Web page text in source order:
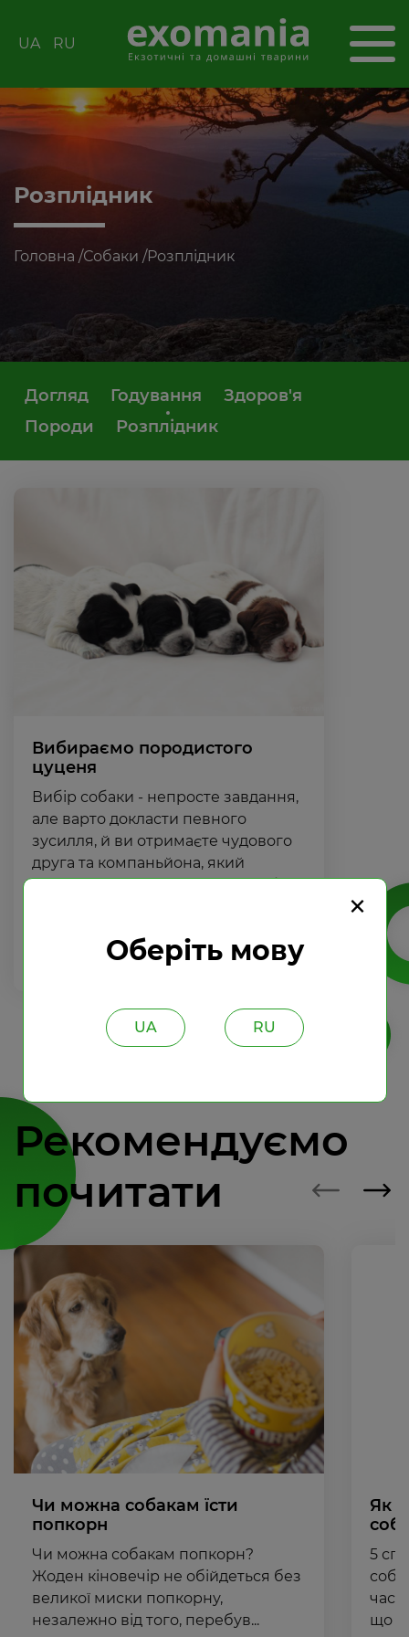
Оберіть мову
×
UA RU
UA RU
Розплідник
Головна /Собаки /Розплідник
Догляд Годування
Здоров'я
Породи
Розплідник
Вибираємо породистого
цуценя
Вибір собаки - непросте завдання,
але варто докласти певного
зусилля, й ви отримаєте чудового
друга та компаньйона, який
Детальніше
Рекомендуємо
почитати
Чи можна собакам їсти
попкорн
Чи можна собакам попкорн?
Жоден кіновечір не обійдеться без
великої миски попкорну,
незалежно від того, перебув...
Як
5
час,
що